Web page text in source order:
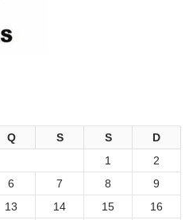
Q S S
D
1
2
6 7 8
9
13 14 15
16